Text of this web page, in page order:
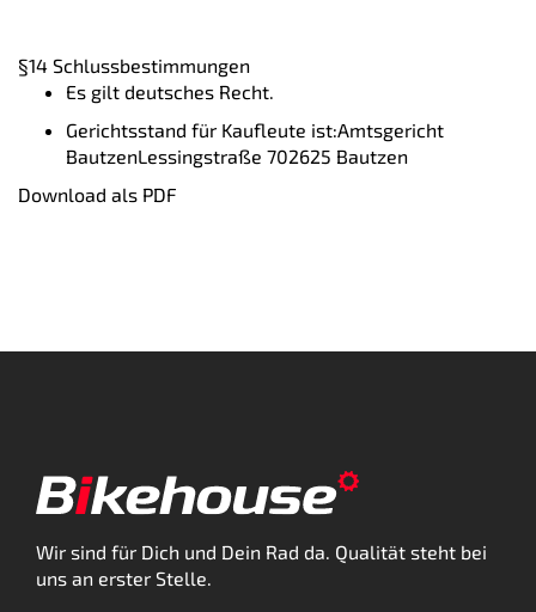
§14 Schlussbestimmungen
Es gilt deutsches Recht.
Gerichtsstand für Kaufleute ist:Amtsgericht
BautzenLessingstraße 702625 Bautzen
Download als PDF
Wir sind für Dich und Dein Rad da. Qualität steht bei
uns an erster Stelle.